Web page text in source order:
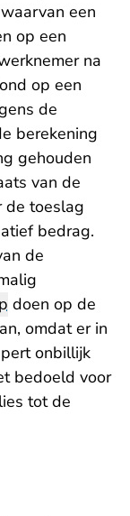
een
op een
na
op een
de
berekening
gehouden
van de
de toeslag
bedrag.
de
doen op de
omdat er in
onbillijk
bedoeld voor
tot de